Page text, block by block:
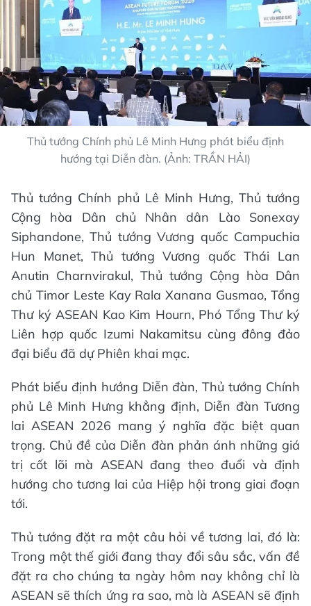
Thủ tướng Chính phủ Lê Minh Hưng phát biểu định
hướng tại Diễn đàn. (Ảnh: TRẦN HẢI)
Thủ tướng Chính phủ Lê Minh Hưng, Thủ tướng
Cộng hòa Dân chủ Nhân dân Lào Sonexay
Siphandone, Thủ tướng Vương quốc Campuchia
Hun Manet, Thủ tướng Vương quốc Thái Lan
Anutin Charnvirakul, Thủ tướng Cộng hòa Dân
chủ Timor Leste Kay Rala Xanana Gusmao, Tổng
Thư ký ASEAN Kao Kim Hourn, Phó Tổng Thư ký
Liên hợp quốc Izumi Nakamitsu cùng đông đảo
đại biểu đã dự Phiên khai mạc.
Phát biểu định hướng Diễn đàn, Thủ tướng Chính
phủ Lê Minh Hưng khẳng định, Diễn đàn Tương
lai ASEAN 2026 mang ý nghĩa đặc biệt quan
trọng. Chủ đề của Diễn đàn phản ánh những giá
trị cốt lõi mà ASEAN đang theo đuổi và định
hướng cho tương lai của Hiệp hội trong giai đoạn
tới.
Thủ tướng đặt ra một câu hỏi về tương lai, đó là:
Trong một thế giới đang thay đổi sâu sắc, vấn đề
đặt ra cho chúng ta ngày hôm nay không chỉ là
ASEAN sẽ thích ứng ra sao, mà là ASEAN sẽ định